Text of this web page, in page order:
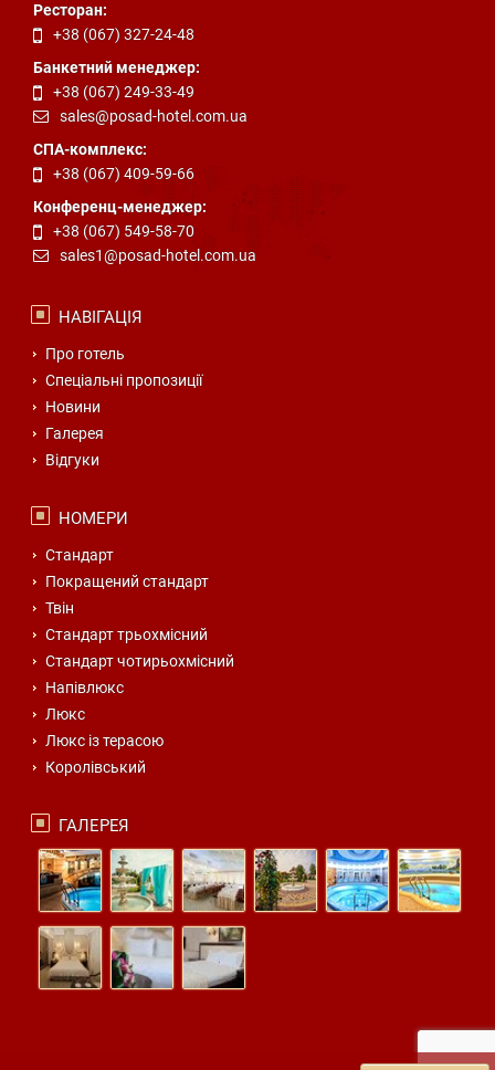
Ресторан:
+38 (067) 327-24-48
Банкетний менеджер:
+38 (067) 249-33-49
sales@posad-hotel.com.ua
СПА-комплекс:
+38 (067) 409-59-66
Конференц-менеджер:
+38 (067) 549-58-70
sales1@posad-hotel.com.ua
НАВІГАЦІЯ
Про готель
Спеціальні пропозиції
Новини
Галерея
Відгуки
НОМЕРИ
Стандарт
Покращений стандарт
Твін
Стандарт трьохмісний
Стандарт чотирьохмісний
Напівлюкс
Люкс
Люкс із терасою
Королівський
ГАЛЕРЕЯ